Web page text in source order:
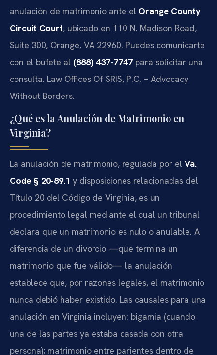
anulación de matrimonio ante el Orange County
Circuit Court, ubicado en 110 N. Madison Road,
Suite 300, Orange, VA 22960. Puedes comunicarte
con el bufete al (888) 437-7747 para solicitar una
consulta. Law Offices Of SRIS, P.C. – Advocacy
Without Borders.
¿Qué es la Anulación de Matrimonio en
Virginia?
La anulación de matrimonio, regulada por el Va.
Code § 20-89.1 y disposiciones relacionadas del
Título 20 del Código de Virginia, es un
procedimiento legal mediante el cual un tribunal
declara que un matrimonio es nulo o anulable. A
diferencia de un divorcio —que termina un
matrimonio que fue válido— la anulación
establece que, por razones legales, el matrimonio
nunca debió haber existido. Las causales para una
anulación en Virginia incluyen: bigamia (cuando
una de las partes ya estaba casada con otra
persona); matrimonio entre parientes dentro de